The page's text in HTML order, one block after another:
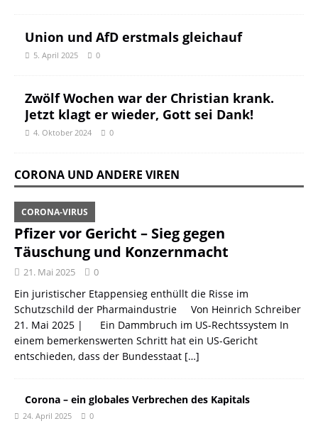
Union und AfD erstmals gleichauf
5. April 2025 0
Zwölf Wochen war der Christian krank.
Jetzt klagt er wieder, Gott sei Dank!
4. Oktober 2024 0
CORONA UND ANDERE VIREN
Pfizer vor Gericht – Sieg gegen
Täuschung und Konzernmacht
CORONA-VIRUS
21. Mai 2025 0
Ein juristischer Etappensieg enthüllt die Risse im
Schutzschild der Pharmaindustrie Von Heinrich Schreiber
21. Mai 2025 | Ein Dammbruch im US-Rechtssystem In
einem bemerkenswerten Schritt hat ein US-Gericht
entschieden, dass der Bundesstaat […]
Corona – ein globales Verbrechen des Kapitals
24. April 2025 0